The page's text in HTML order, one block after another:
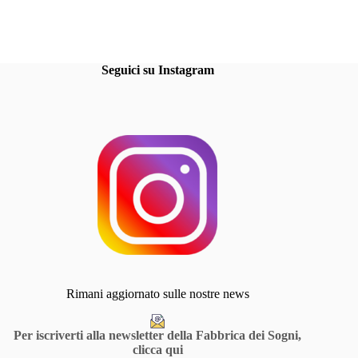
Seguici su Instagram
Rimani aggiornato sulle nostre news
Per iscriverti alla newsletter della Fabbrica dei Sogni,
clicca qui